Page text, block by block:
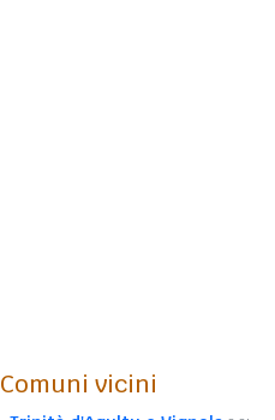
Comuni vicini